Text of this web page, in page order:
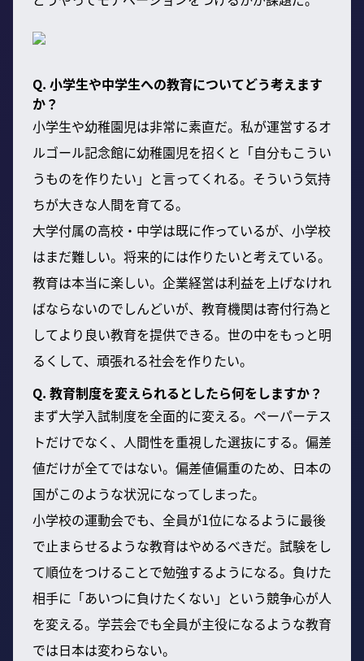
Q. 小学生や中学生への教育についてどう考えます
か？
小学生や幼稚園児は非常に素直だ。私が運営するオ
ルゴール記念館に幼稚園児を招くと「自分もこうい
うものを作りたい」と言ってくれる。そういう気持
ちが大きな人間を育てる。
大学付属の高校・中学は既に作っているが、小学校
はまだ難しい。将来的には作りたいと考えている。
教育は本当に楽しい。企業経営は利益を上げなけれ
ばならないのでしんどいが、教育機関は寄付行為と
してより良い教育を提供できる。世の中をもっと明
るくして、頑張れる社会を作りたい。
Q. 教育制度を変えられるとしたら何をしますか？
まず大学入試制度を全面的に変える。ペーパーテス
トだけでなく、人間性を重視した選抜にする。偏差
値だけが全てではない。偏差値偏重のため、日本の
国がこのような状況になってしまった。
小学校の運動会でも、全員が1位になるように最後
で止まらせるような教育はやめるべきだ。試験をし
て順位をつけることで勉強するようになる。負けた
相手に「あいつに負けたくない」という競争心が人
を変える。学芸会でも全員が主役になるような教育
では日本は変わらない。